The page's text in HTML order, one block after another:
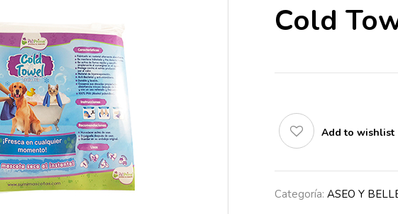
Cold
Add to wishlist
Categoría: ASEO Y